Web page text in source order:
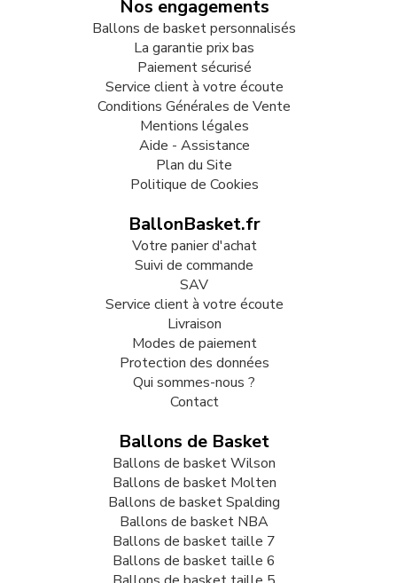
Nos engagements
Ballons de basket personnalisés
La garantie prix bas
Paiement sécurisé
Service client à votre écoute
Conditions Générales de Vente
Mentions légales
Aide - Assistance
Plan du Site
Politique de Cookies
BallonBasket.fr
Votre panier d'achat
Suivi de commande
SAV
Service client à votre écoute
Livraison
Modes de paiement
Protection des données
Qui sommes-nous ?
Contact
Ballons de Basket
Ballons de basket Wilson
Ballons de basket Molten
Ballons de basket Spalding
Ballons de basket NBA
Ballons de basket taille 7
Ballons de basket taille 6